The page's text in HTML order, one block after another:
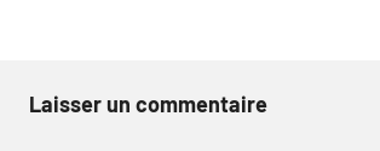
Laisser un commentaire